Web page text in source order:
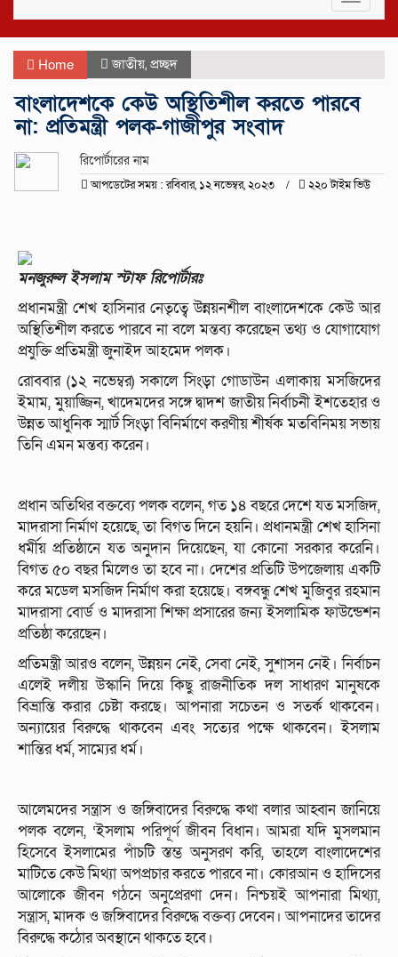
Home জাতীয়, প্রচ্ছদ
বাংলাদেশকে কেউ অস্থিতিশীল করতে পারবে
না: প্রতিমন্ত্রী পলক-গাজীপুর সংবাদ
রিপোর্টারের নাম
আপডেটের সময় : রবিবার, ১২ নভেম্বর, ২০২৩ ২২০ টাইম ভিউ
মনজুরুল ইসলাম স্টাফ রিপোর্টারঃ
প্রধানমন্ত্রী শেখ হাসিনার নেতৃত্বে উন্নয়নশীল বাংলাদেশকে কেউ আর
অস্থিতিশীল করতে পারবে না বলে মন্তব্য করেছেন তথ্য ও যোগাযোগ
প্রযুক্তি প্রতিমন্ত্রী জুনাইদ আহমেদ পলক।
রোববার (১২ নভেম্বর) সকালে সিংড়া গোডাউন এলাকায় মসজিদের
ইমাম, মুয়াজ্জিন, খাদেমদের সঙ্গে দ্বাদশ জাতীয় নির্বাচনী ইশতেহার ও
উন্নত আধুনিক স্মার্ট সিংড়া বিনির্মাণে করণীয় শীর্ষক মতবিনিময় সভায়
তিনি এমন মন্তব্য করেন।
প্রধান অতিথির বক্তব্যে পলক বলেন, গত ১৪ বছরে দেশে যত মসজিদ,
মাদরাসা নির্মাণ হয়েছে, তা বিগত দিনে হয়নি। প্রধানমন্ত্রী শেখ হাসিনা
ধর্মীয় প্রতিষ্ঠানে যত অনুদান দিয়েছেন, যা কোনো সরকার করেনি।
বিগত ৫০ বছর মিলেও তা হবে না। দেশের প্রতিটি উপজেলায় একটি
করে মডেল মসজিদ নির্মাণ করা হয়েছে। বঙ্গবন্ধু শেখ মুজিবুর রহমান
মাদরাসা বোর্ড ও মাদরাসা শিক্ষা প্রসারের জন্য ইসলামিক ফাউন্ডেশন
প্রতিষ্ঠা করেছেন।
প্রতিমন্ত্রী আরও বলেন, উন্নয়ন নেই, সেবা নেই, সুশাসন নেই। নির্বাচন
এলেই দলীয় উস্কানি দিয়ে কিছু রাজনীতিক দল সাধারণ মানুষকে
বিভ্রান্তি করার চেষ্টা করছে। আপনারা সচেতন ও সতর্ক থাকবেন।
অন্যায়ের বিরুদ্ধে থাকবেন এবং সত্যের পক্ষে থাকবেন। ইসলাম
শান্তির ধর্ম, সাম্যের ধর্ম।
আলেমদের সন্ত্রাস ও জঙ্গিবাদের বিরুদ্ধে কথা বলার আহ্বান জানিয়ে
পলক বলেন, ‘ইসলাম পরিপূর্ণ জীবন বিধান। আমরা যদি মুসলমান
হিসেবে ইসলামের পাঁচটি স্তম্ভ অনুসরণ করি, তাহলে বাংলাদেশের
মাটিতে কেউ মিথ্যা অপপ্রচার করতে পারবে না। কোরআন ও হাদিসের
আলোকে জীবন গঠনে অনুপ্রেরণা দেন। নিশ্চয়ই আপনারা মিথ্যা,
সন্ত্রাস, মাদক ও জঙ্গিবাদের বিরুদ্ধে বক্তব্য দেবেন। আপনাদের তাদের
বিরুদ্ধে কঠোর অবস্থানে থাকতে হবে।